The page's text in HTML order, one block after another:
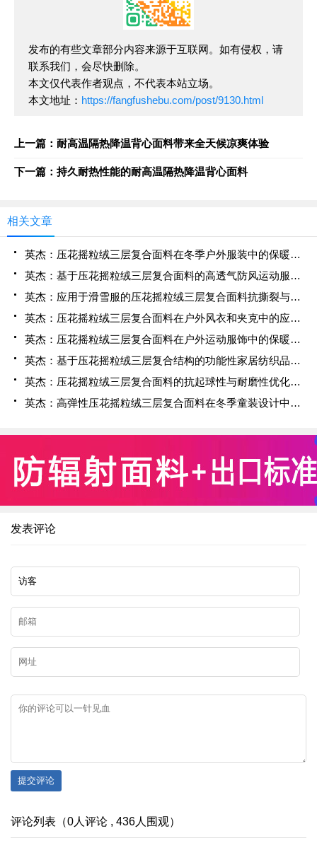
发布的有些文章部分内容来源于互联网。如有侵权，请
联系我们，会尽快删除。
本文仅代表作者观点，不代表本站立场。
本文地址： https://fangfushebu.com/post/9130.html
上一篇：耐高温隔热降温背心面料带来全天候凉爽体验
下一篇：持久耐热性能的耐高温隔热降温背心面料
相关文章
英杰：压花摇粒绒三层复合面料在冬季户外服装中的保暖性能优化研究
英杰：基于压花摇粒绒三层复合面料的高透气防风运动服饰开发
英杰：应用于滑雪服的压花摇粒绒三层复合面料抗撕裂与耐磨性提升技术
英杰：压花摇粒绒三层复合面料在户外风衣和夹克中的应用与性能
英杰：压花摇粒绒三层复合面料在户外运动服饰中的保暖与透气性能研究
英杰：基于压花摇粒绒三层复合结构的功能性家居纺织品开发与应用
英杰：压花摇粒绒三层复合面料的抗起球性与耐磨性优化技术分析
英杰：高弹性压花摇粒绒三层复合面料在冬季童装设计中的应用实践
发表评论
提交评论
评论列表（0人评论 , 436人围观）